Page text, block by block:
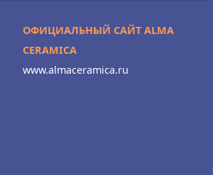
ОФИЦИАЛЬНЫЙ САЙТ ALMA
CERAMICA
www.almaceramica.ru